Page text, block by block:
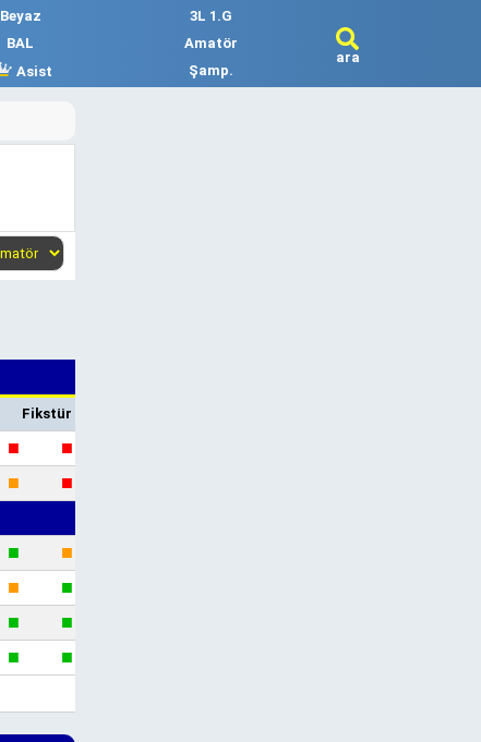
Beyaz
3L 1.G
BAL
Amatör
Asist Şamp.
ara
Fikstür
■ ■
■ ■
■ ■
■ ■
■ ■
■ ■